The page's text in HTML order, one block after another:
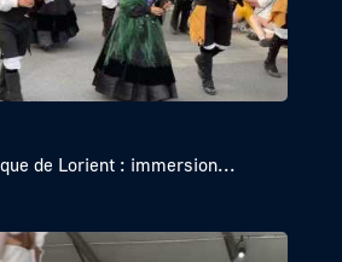
de Lorient : immersion...